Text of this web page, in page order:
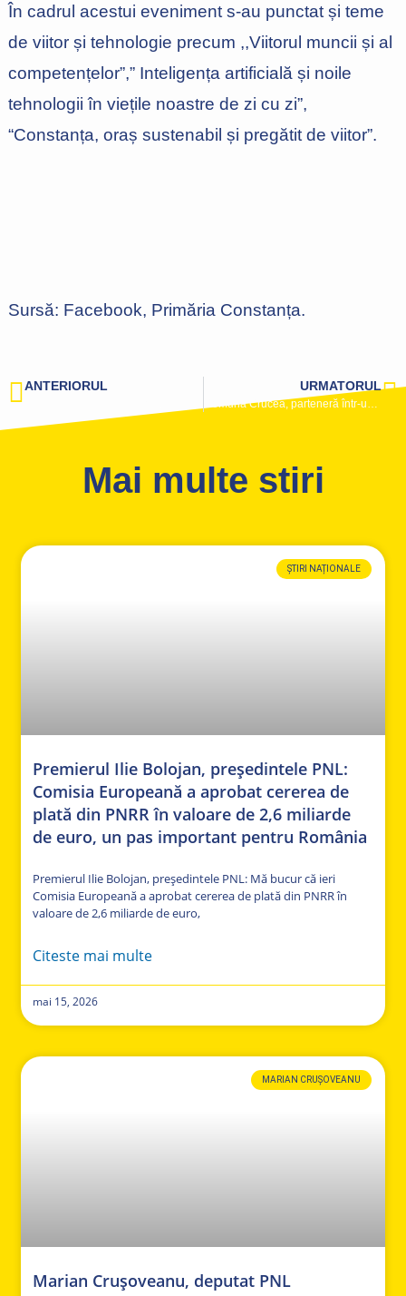
În cadrul acestui eveniment s-au punctat și teme
de viitor și tehnologie precum ,,Viitorul muncii și al
competențelor”,” Inteligența artificială și noile
tehnologii în viețile noastre de zi cu zi”,
“Constanța, oraș sustenabil și pregătit de viitor”.
Sursă: Facebook, Primăria Constanța.
ANTERIORUL URMATORUL
Mai multe stiri
ȘTIRI NAȚIONALE
Premierul Ilie Bolojan, președintele PNL:
Comisia Europeană a aprobat cererea de
plată din PNRR în valoare de 2,6 miliarde
de euro, un pas important pentru România
Premierul Ilie Bolojan, președintele PNL: Mă bucur că ieri
Comisia Europeană a aprobat cererea de plată din PNRR în
valoare de 2,6 miliarde de euro,
Citeste mai multe
mai 15, 2026
MARIAN CRUȘOVEANU
Marian Crușoveanu, deputat PNL